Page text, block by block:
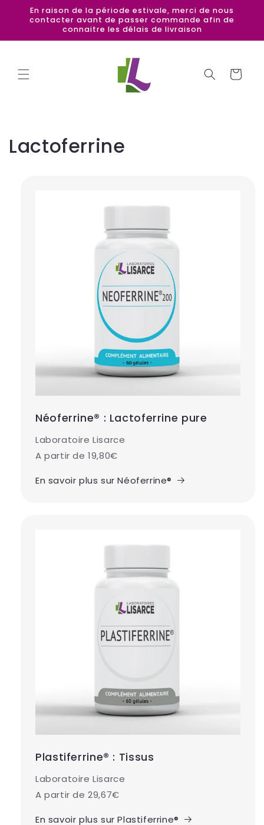
passer
En raison de la période estivale, merci de nous
contacter avant de passer commande afin de
connaitre les délais de livraison
Panier
Lactoferrine
Néoferrine® : Lactoferrine pure
Laboratoire Lisarce
A partir de 19,80€
En savoir plus sur Néoferrine®
Plastiferrine® : Tissus
Laboratoire Lisarce
A partir de 29,67€
En savoir plus sur Plastiferrine®